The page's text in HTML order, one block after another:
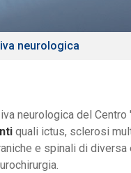
neurologica
neurologica del
quali ictus, sclerosi
e spinali di